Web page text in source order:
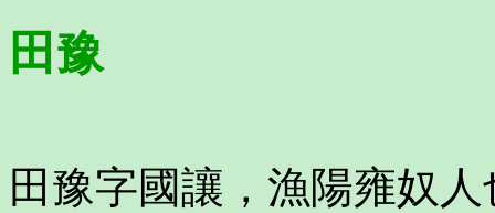
田豫
田豫字國讓，漁陽雍奴